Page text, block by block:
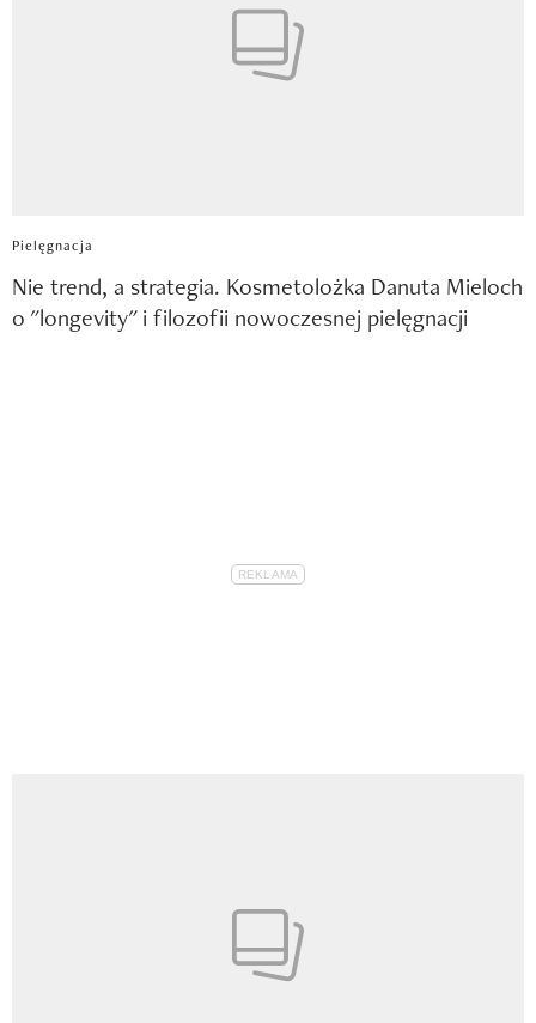
Pielęgnacja
Nie trend, a strategia. Kosmetolożka Danuta Mieloch
o "longevity" i filozofii nowoczesnej pielęgnacji